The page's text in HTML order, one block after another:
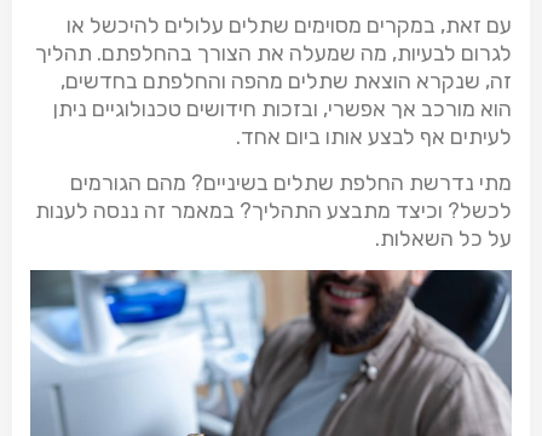
עם זאת, במקרים מסוימים שתלים עלולים להיכשל או
לגרום לבעיות, מה שמעלה את הצורך בהחלפתם. תהליך
זה, שנקרא הוצאת שתלים מהפה והחלפתם בחדשים,
הוא מורכב אך אפשרי, ובזכות חידושים טכנולוגיים ניתן
לעיתים אף לבצע אותו ביום אחד.
מתי נדרשת החלפת שתלים בשיניים? מהם הגורמים
לכשל? וכיצד מתבצע התהליך? במאמר זה ננסה לענות
על כל השאלות.